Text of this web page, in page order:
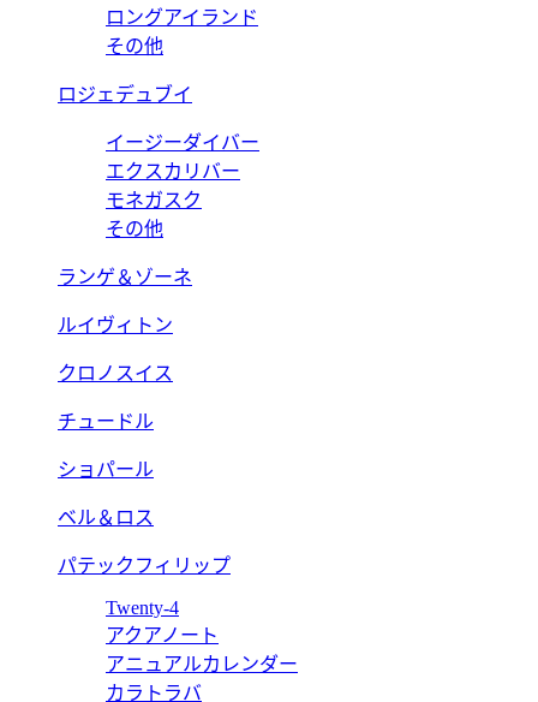
ロングアイランド
その他
ロジェデュブイ
イージーダイバー
エクスカリバー
モネガスク
その他
ランゲ＆ゾーネ
ルイヴィトン
クロノスイス
チュードル
ショパール
ベル＆ロス
パテックフィリップ
Twenty-4
アクアノート
アニュアルカレンダー
カラトラバ